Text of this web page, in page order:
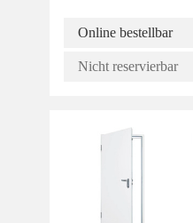
Online bestellbar
Nicht reservierbar